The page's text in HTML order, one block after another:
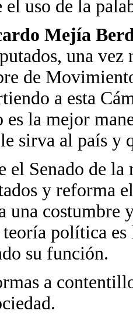
uso de la
Mejía
una vez
de
a esta
la mejor
sirva al país y
el Senado de
y reforma
una costumbre
política es
su función.
a